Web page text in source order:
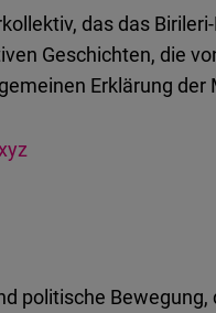
das das
Geschichten, die
Erklärung
politische